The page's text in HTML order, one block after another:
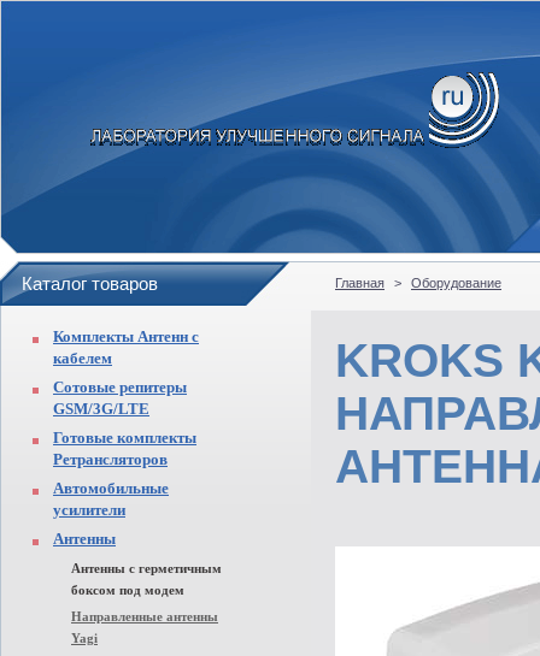
Каталог товаров
Комплекты Антенн с
кабелем
Сотовые репитеры
GSM/3G/LTE
Готовые комплекты
Ретрансляторов
Автомобильные
усилители
Антенны
Антенны с герметичным
боксом под модем
Направленные антенны
Yagi
Главная > Оборудование
KROKS